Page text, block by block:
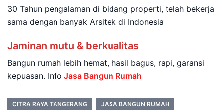
30 Tahun pengalaman di bidang properti, telah bekerja
sama dengan banyak Arsitek di Indonesia
Jaminan mutu & berkualitas
Bangun rumah lebih hemat, hasil bagus, rapi, garansi
kepuasan. Info Jasa Bangun Rumah
CITRA RAYA TANGERANG
JASA BANGUN RUMAH